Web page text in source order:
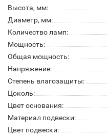
Высота, мм:
Диаметр, мм:
Количество ламп:
Мощность:
Общая мощность:
Напряжение:
Степень влагозащиты:
Цоколь:
Цвет основания:
Материал подвески:
Цвет подвески: